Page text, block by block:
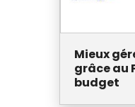
Mieux
grâce au
budget